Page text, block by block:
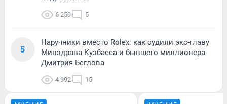
6 259 5
5
Наручники вместо Rolex: как судили экс-главу
Минздрава Кузбасса и бывшего миллионера
Дмитрия Беглова
4 992 15